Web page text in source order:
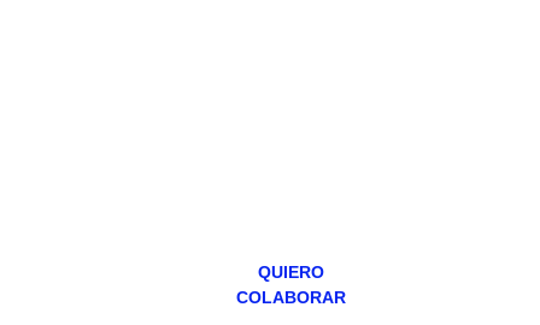
QUIERO
COLABORAR